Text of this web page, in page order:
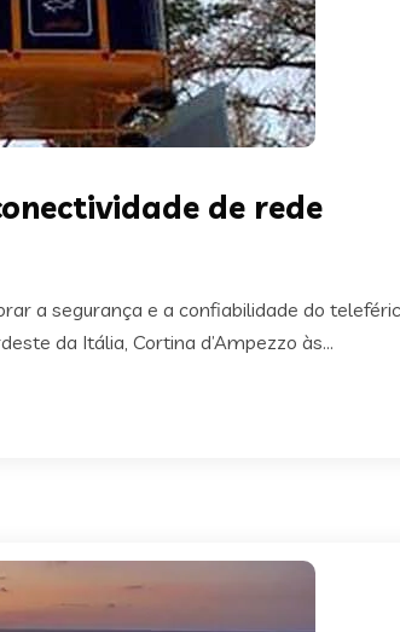
de rede
a segurança e a confiabilidade do
da Itália, Cortina d’Ampezzo às...